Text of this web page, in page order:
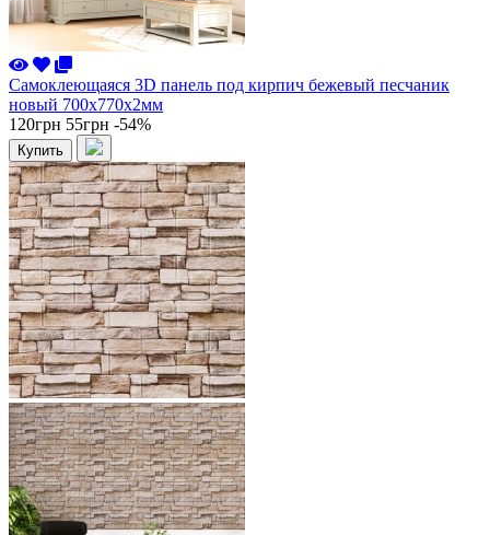
Самоклеющаяся 3D панель под кирпич бежевый песчаник
новый 700x770x2мм
120грн 55грн -54%
Купить